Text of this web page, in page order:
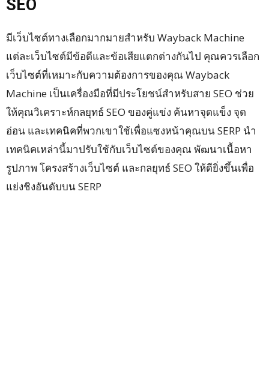
SEO
มีเว็บไซต์ทางเลือกมากมายสำหรับ Wayback Machine
แต่ละเว็บไซต์มีข้อดีและข้อเสียแตกต่างกันไป คุณควรเลือก
เว็บไซต์ที่เหมาะกับความต้องการของคุณ Wayback
Machine เป็นเครื่องมือที่มีประโยชน์สำหรับสาย SEO ช่วย
ให้คุณวิเคราะห์กลยุทธ์ SEO ของคู่แข่ง ค้นหาจุดแข็ง จุด
อ่อน และเทคนิคที่พวกเขาใช้เพื่อแซงหน้าคุณบน SERP นำ
เทคนิคเหล่านี้มาปรับใช้กับเว็บไซต์ของคุณ พัฒนาเนื้อหา
รูปภาพ โครงสร้างเว็บไซต์ และกลยุทธ์ SEO ให้ดียิ่งขึ้นเพื่อ
แย่งชิงอันดับบน SERP